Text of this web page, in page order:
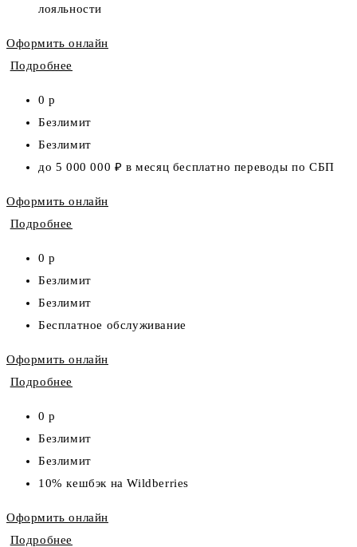
лояльности
Оформить онлайн
Подробнее
0 р
Безлимит
Безлимит
до 5 000 000 ₽ в месяц бесплатно переводы по СБП
Оформить онлайн
Подробнее
0 р
Безлимит
Безлимит
Бесплатное обслуживание
Оформить онлайн
Подробнее
0 р
Безлимит
Безлимит
10% кешбэк на Wildberries
Оформить онлайн
Подробнее